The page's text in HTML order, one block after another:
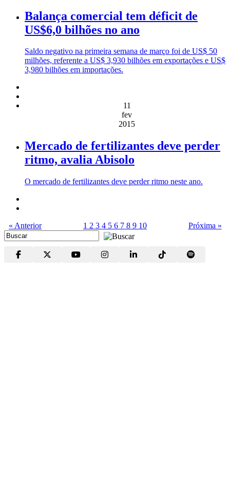
Balança comercial tem déficit de
US$6,0 bilhões no ano
Saldo negativo na primeira semana de março foi de US$ 50
milhões, referente a US$ 3,930 bilhões em exportações e US$
3,980 bilhões em importações.
11
fev
2015
Mercado de fertilizantes deve perder
ritmo, avalia Abisolo
O mercado de fertilizantes deve perder ritmo neste ano.
« Anterior 1 2 3 4 5 6 7 8 9 10 Próxima »